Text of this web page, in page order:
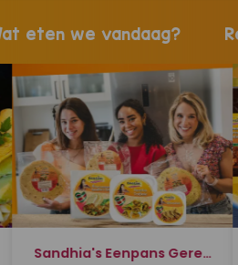
eten we vandaag?
Sandhia's Eenpans Gerechten